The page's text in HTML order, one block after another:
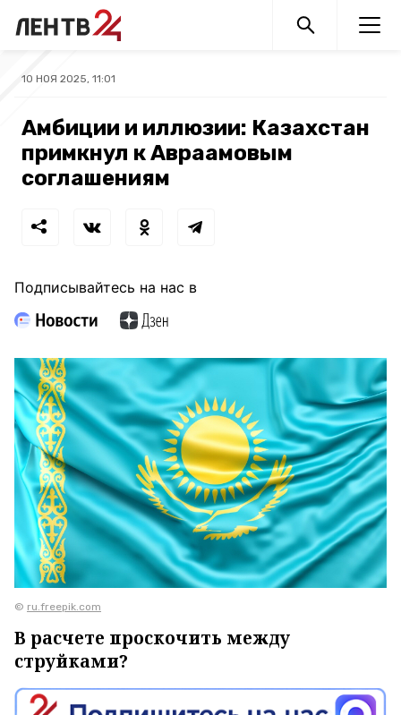
10 НОЯ 2025, 11:01
Амбиции и иллюзии: Казахстан
примкнул к Авраамовым
соглашениям
Подписывайтесь на нас в
© ru.freepik.com
В расчете проскочить между
струйками?